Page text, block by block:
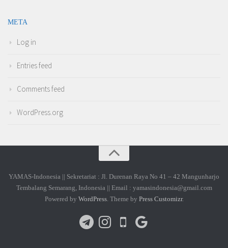
META
Log in
Entries feed
Comments feed
WordPress.org
YAMAS-Indonesia || Sekretariat : Jl. Durenan Raya No 41 – 42 Mangunharjo
Tembalang Semarang, Indonesia || Email : yamasindonesia@gmail.com
Powered by WordPress. Theme by Press Customizr.